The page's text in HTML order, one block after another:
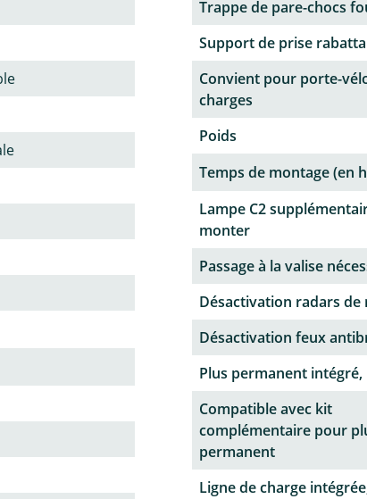
Trappe de pare-chocs
Support de prise
Convient pour porte-
charges
Poids
Temps de montage (en
Lampe C2
monter
Passage à la valise
Désactivation radars de
Désactivation feux
Plus permanent intégré,
Compatible avec kit
complémentaire pour
permanent
Ligne de charge